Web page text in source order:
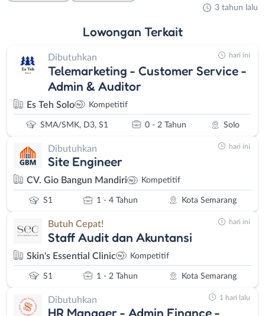
3 tahun lalu
Lowongan Terkait
Dibutuhkan
Telemarketing - Customer Service -
Admin & Auditor
Es Teh Solo Kompetitif
SMA/SMK, D3, S1 0 - 2 Tahun Solo
hari ini
Dibutuhkan
Site Engineer
CV. Gio Bangun Mandiri Kompetitif
S1 1 - 4 Tahun Kota Semarang
hari ini
Butuh Cepat!
Staff Audit dan Akuntansi
Skin's Essential Clinic Kompetitif
S1 1 - 2 Tahun Kota Semarang
hari ini
Dibutuhkan
HR Manager - Admin Finance -
1 hari lalu